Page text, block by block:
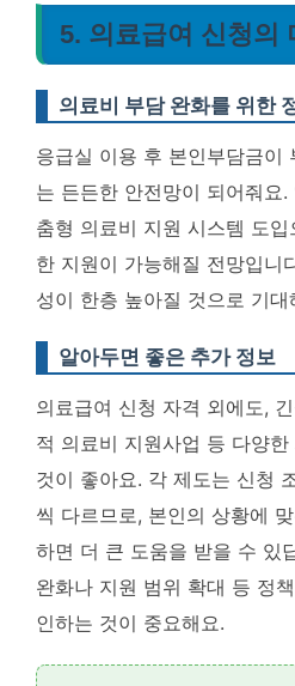
5. 의료급여 신청의
의료비 부담 완화를 위한
응급실 이용 후 본인부담금이
는 든든한 안전망이 되어줘요.
춤형 의료비 지원 시스템 도
한 지원이 가능해질 전망입니
성이 한층 높아질 것으로 기대
알아두면 좋은 추가 정보
의료급여 신청 자격 외에도,
적 의료비 지원사업 등 다양
것이 좋아요. 각 제도는 신청
씩 다르므로, 본인의 상황에
하면 더 큰 도움을 받을 수 있
완화나 지원 범위 확대 등 정
인하는 것이 중요해요.